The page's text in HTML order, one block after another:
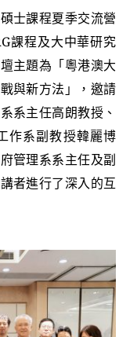
士課程夏季交流營
課程及大中華研究
主題為「粵港澳大
與新方法」，邀請
系主任高朗教授、
作系副教授韓麗博
管理系系主任及副
者進行了深入的互